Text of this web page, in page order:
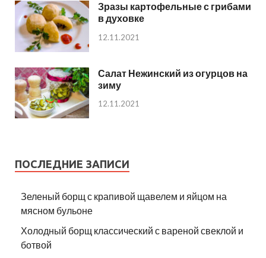
Зразы картофельные с грибами
в духовке
12.11.2021
Салат Нежинский из огурцов на
зиму
12.11.2021
ПОСЛЕДНИЕ ЗАПИСИ
Зеленый борщ с крапивой щавелем и яйцом на
мясном бульоне
Холодный борщ классический с вареной свеклой и
ботвой